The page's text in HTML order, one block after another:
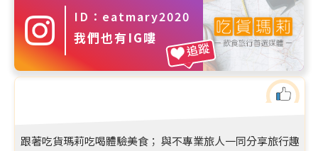
ID：eatmary2020
我們也有IG嘍
追蹤
跟著吃貨瑪莉吃喝體驗美食； 與不專業旅人一同分享旅行趣